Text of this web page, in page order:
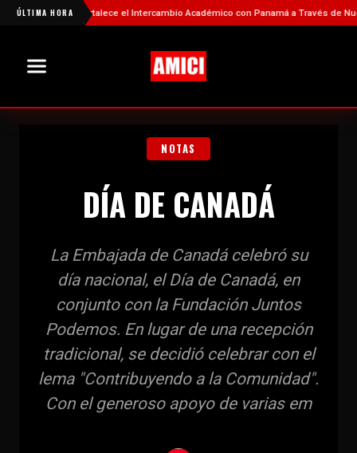
ÚLTIMA HORA
China Fortalece el Intercambio Académico con Panamá a Través de Nuevas
NOTAS
DÍA DE CANADÁ
La Embajada de Canadá celebró su
día nacional, el Día de Canadá, en
conjunto con la Fundación Juntos
Podemos. En lugar de una recepción
tradicional, se decidió celebrar con el
lema "Contribuyendo a la Comunidad".
Con el generoso apoyo de varias em